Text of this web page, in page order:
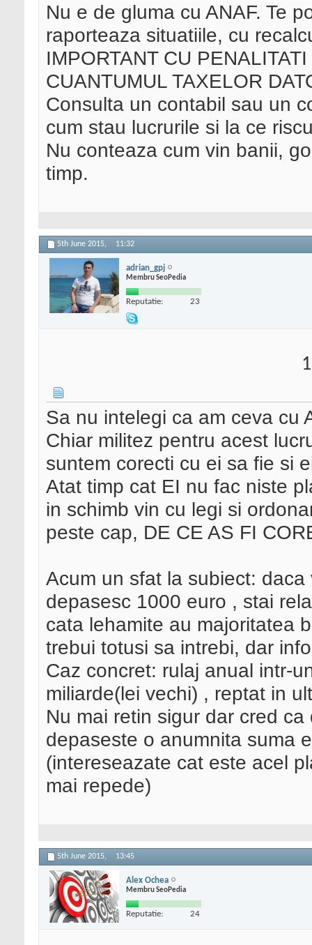
Nu e de gluma cu ANAF. Te
raporteaza situatiile, cu
IMPORTANT CU
CUANTUMUL TAXELOR
Consulta un contabil sau un
cum stau lucrurile si la ce
Nu conteaza cum vin banii,
timp.
5th June 2015, 11:32
adrian_gpj
Membru SeoPedia
Reputatie: 23
Sa nu intelegi ca am ceva cu
Chiar militez pentru acest
suntem corecti cu ei sa fie si
Atat timp cat EI nu fac niste
in schimb vin cu legi si
peste cap, DE CE AS FI
Acum un sfat la subiect:
depasesc 1000 euro , stai
cata lehamite au majoritatea
trebui totusi sa intrebi, dar
Caz concret: rulaj anual intr-
miliarde(lei vechi) , reptat in
Nu mai retin sigur dar cred
depaseste o anumnita suma
(intereseazate cat este acel
mai repede)
5th June 2015, 13:45
Alex Ochea
Membru SeoPedia
Reputatie: 24